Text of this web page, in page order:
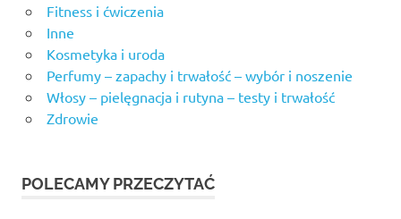
Fitness i ćwiczenia
Inne
Kosmetyka i uroda
Perfumy – zapachy i trwałość – wybór i noszenie
Włosy – pielęgnacja i rutyna – testy i trwałość
Zdrowie
POLECAMY PRZECZYTAĆ